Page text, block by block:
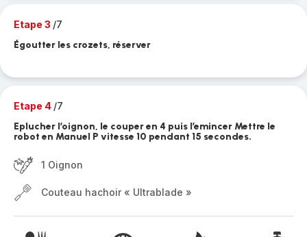
Etape 3 /7
Égoutter les crozets, réserver
Etape 4 /7
Eplucher l’oignon, le couper en 4 puis l’emincer Mettre le
robot en Manuel P vitesse 10 pendant 15 secondes.
1 Oignon
Couteau hachoir « Ultrablade »